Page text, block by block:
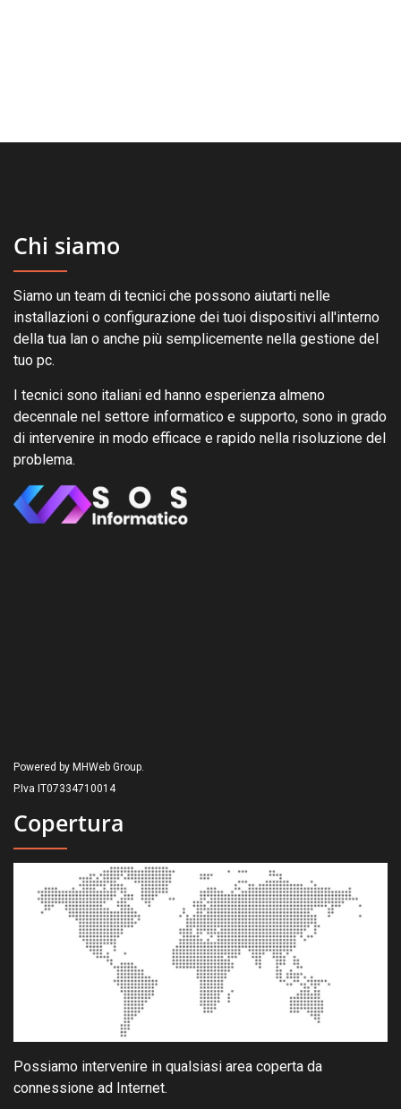
Chi siamo
Siamo un team di tecnici che possono aiutarti nelle
installazioni o configurazione dei tuoi dispositivi all'interno
della tua lan o anche più semplicemente nella gestione del
tuo pc.
I tecnici sono italiani ed hanno esperienza almeno
decennale nel settore informatico e supporto, sono in grado
di intervenire in modo efficace e rapido nella risoluzione del
problema.
Powered by MHWeb Group.
P.Iva IT07334710014
Copertura
Possiamo intervenire in qualsiasi area coperta da
connessione ad Internet.